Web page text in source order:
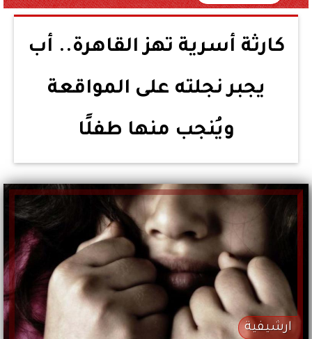
كارثة أسرية تهز القاهرة.. أب
يجبر نجلته على المواقعة
ويُنجب منها طفلًا
ارشيفية